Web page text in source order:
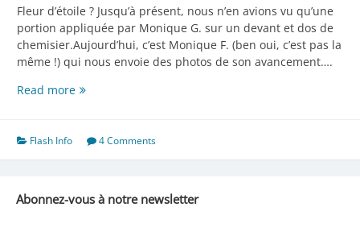
Fleur d’étoile ? Jusqu’à présent, nous n’en avions vu qu’une
portion appliquée par Monique G. sur un devant et dos de
chemisier.Aujourd’hui, c’est Monique F. (ben oui, c’est pas la
même !) qui nous envoie des photos de son avancement….
Read moreVous
Flash Info 4 Comments
Abonnez-vous à notre newsletter